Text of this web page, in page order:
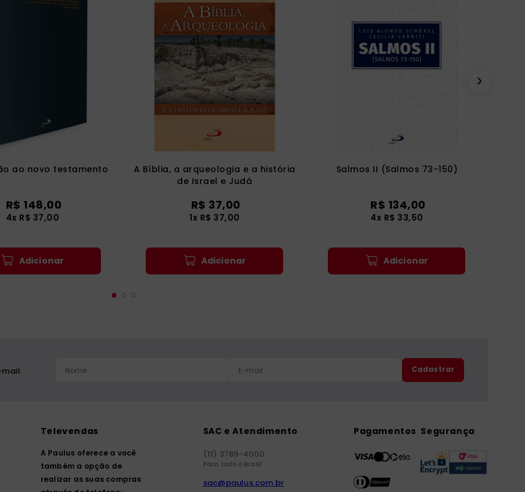
ao novo testamento
R$ 148,00
4x R$ 37,00
Adicionar
A Bíblia, a arqueologia e a história
de Israel e Judá
R$ 37,00
1x R$ 37,00
Adicionar
Salmos II (Salmos 73-150)
R$ 134,00
4x R$ 33,50
Adicionar
mail.
Cadastrar
Televendas
A Paulus oferece a você
também a opção de
realizar as suas compras
SAC e Atendimento
(11) 3789-4000
Para todo o Brasil
sac@paulus.com.br
Pagamentos Segurança